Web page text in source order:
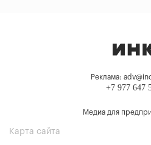
Реклама:
+7 977 647
Медиа для
Карта сайта